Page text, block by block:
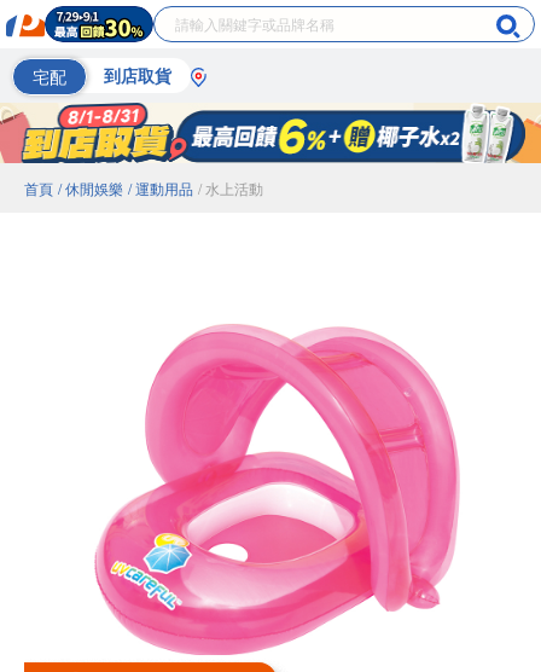
宅配 到店取貨
首頁 / 休閒娛樂 / 運動用品 / 水上活動